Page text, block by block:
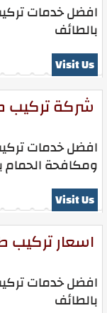
افضل خدمات
بالطائف
Visit Us
شركة تركيب
افضل خدمات
ومكافحة الحمام
Visit Us
اسعار تركيب
افضل خدمات
بالطائف